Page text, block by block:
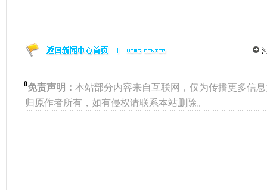
0免责声明： 本站部分内容来自互联网，仅为传播更多信
归原作者所有，如有侵权请联系本站删除。